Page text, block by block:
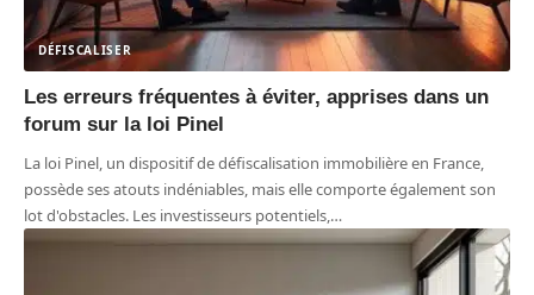
DÉFISCALISER
Les erreurs fréquentes à éviter, apprises dans un
forum sur la loi Pinel
La loi Pinel, un dispositif de défiscalisation immobilière en France,
possède ses atouts indéniables, mais elle comporte également son
lot d'obstacles. Les investisseurs potentiels,…